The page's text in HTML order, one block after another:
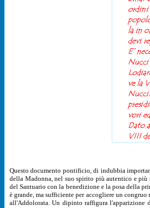
Questo documento pontificio, di indubbia
della Madonna, nel suo spirito più autentico e più
del Santuario con la benedizione e la posa della
è grande, ma sufficiente per accogliere un
all'Addolorata. Un dipinto raffigura l'apparizione